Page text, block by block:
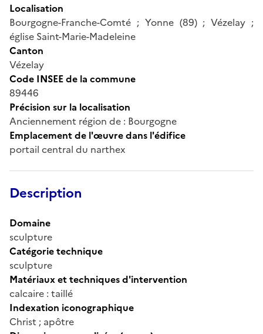
Localisation
Bourgogne-Franche-Comté ; Yonne (89) ; Vézelay ;
église Saint-Marie-Madeleine
Canton
Vézelay
Code INSEE de la commune
89446
Précision sur la localisation
Anciennement région de : Bourgogne
Emplacement de l'œuvre dans l'édifice
portail central du narthex
Description
Domaine
sculpture
Catégorie technique
sculpture
Matériaux et techniques d'intervention
calcaire : taillé
Indexation iconographique
Christ ; apôtre